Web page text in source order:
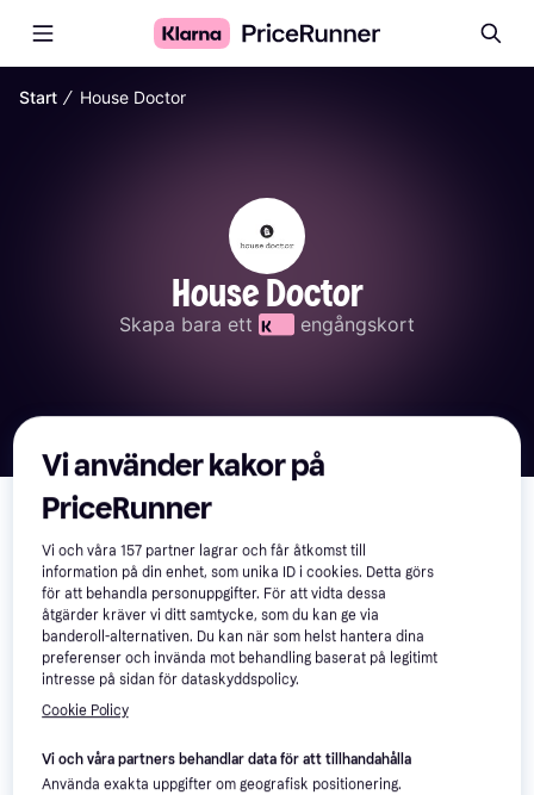
Start ∕ House Doctor
House Doctor
Skapa bara ett engångskort
olika kategorier.
Se också aktuella House Doctor erbjudanden och priser »
Filtrera Sortera efter Popularitet
Vi använder kakor på
PriceRunner
Vi och våra157 partner lagrar och får åtkomst till
information på din enhet, som unika ID i cookies. Detta görs
för att behandla personuppgifter. För att vidta dessa
åtgärder kräver vi ditt samtycke, som du kan ge via
banderoll-alternativen. Du kan när som helst hantera dina
preferenser och invända mot behandling baserat på legitimt
intresse på sidan för dataskyddspolicy.
Cookie Policy
Vi och våra partners behandlar data för att tillhandahålla
Använda exakta uppgifter om geografisk positionering.